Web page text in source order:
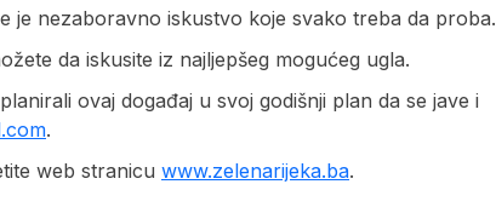
je nezaboravno iskustvo koje svako treba da proba.
da iskusite iz najljepšeg mogućeg ugla.
ovaj događaj u svoj godišnji plan da se jave i
.
web stranicu www.zelenarijeka.ba.